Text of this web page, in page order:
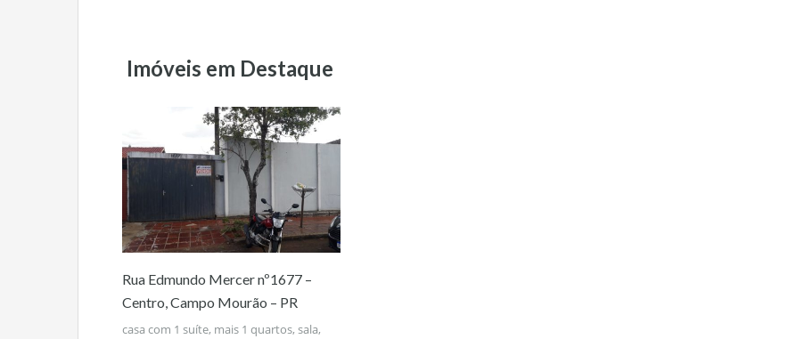
Imóveis em Destaque
Rua Edmundo Mercer nº1677 –
Centro, Campo Mourão – PR
casa com 1 suíte, mais 1 quartos, sala,